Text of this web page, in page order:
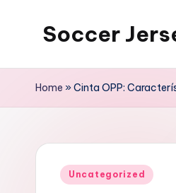
Soccer
Home »Cinta OPP:
Posted
Uncategorized